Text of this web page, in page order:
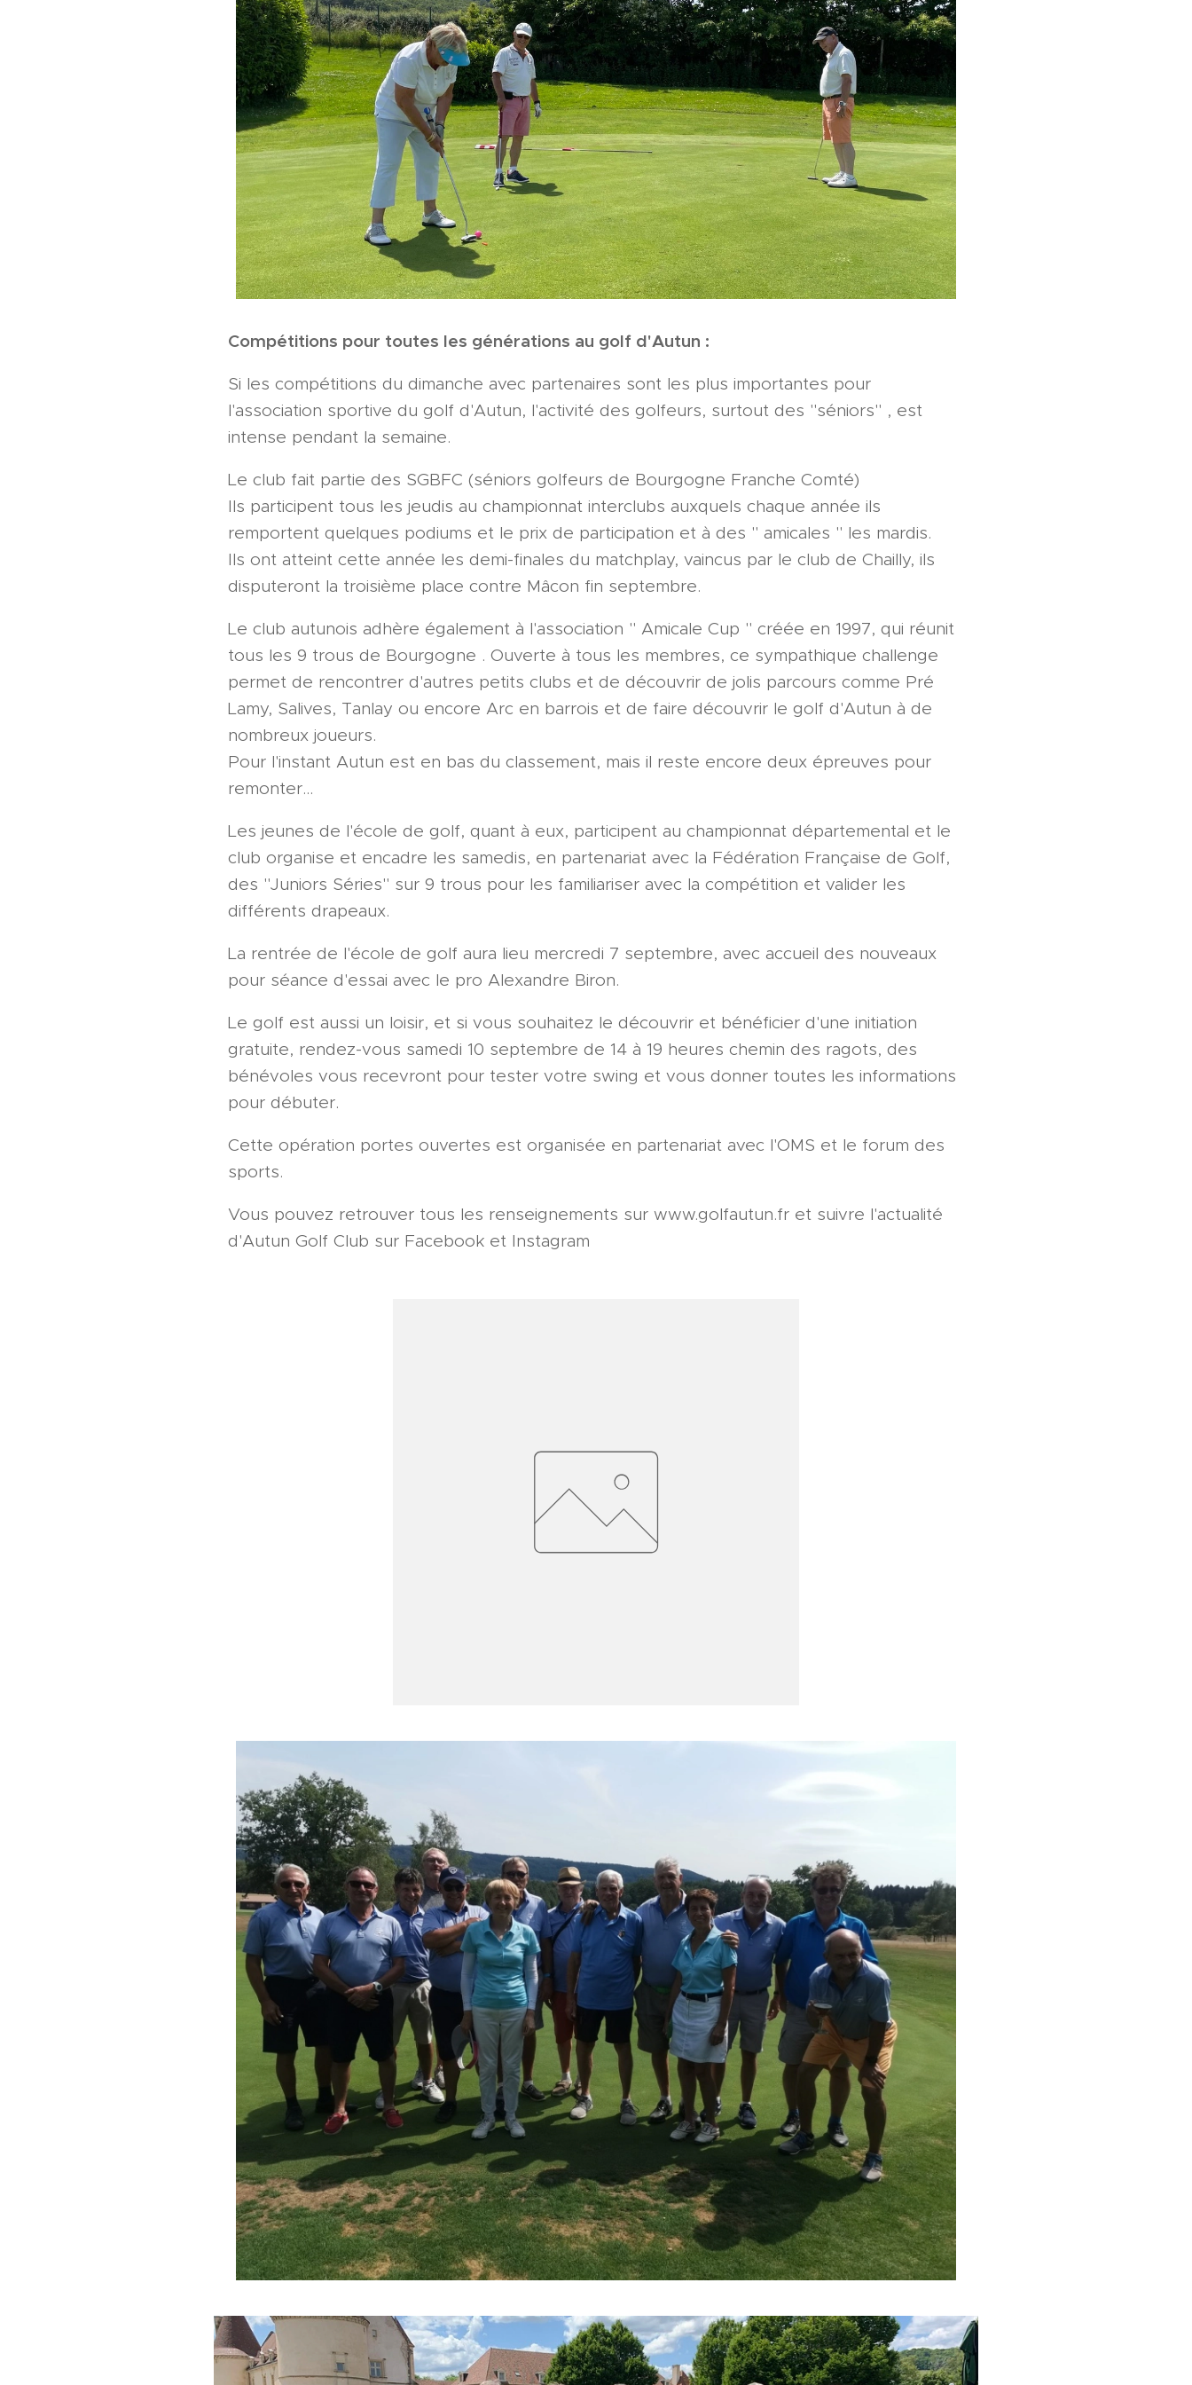
Compétitions pour toutes les générations au golf d'Autun :
Si les compétitions du dimanche avec partenaires sont les plus importantes pour
l'association sportive du golf d'Autun, l'activité des golfeurs, surtout des "séniors" , est
intense pendant la semaine.
Le club fait partie des SGBFC (séniors golfeurs de Bourgogne Franche Comté)
Ils participent tous les jeudis au championnat interclubs auxquels chaque année ils
remportent quelques podiums et le prix de participation et à des " amicales " les mardis.
Ils ont atteint cette année les demi-finales du matchplay, vaincus par le club de Chailly, ils
disputeront la troisième place contre Mâcon fin septembre.
Le club autunois adhère également à l'association " Amicale Cup " créée en 1997, qui réunit
tous les 9 trous de Bourgogne . Ouverte à tous les membres, ce sympathique challenge
permet de rencontrer d'autres petits clubs et de découvrir de jolis parcours comme Pré
Lamy, Salives, Tanlay ou encore Arc en barrois et de faire découvrir le golf d'Autun à de
nombreux joueurs.
Pour l'instant Autun est en bas du classement, mais il reste encore deux épreuves pour
remonter...
Les jeunes de l'école de golf, quant à eux, participent au championnat départemental et le
club organise et encadre les samedis, en partenariat avec la Fédération Française de Golf,
des "Juniors Séries" sur 9 trous pour les familiariser avec la compétition et valider les
différents drapeaux.
La rentrée de l'école de golf aura lieu mercredi 7 septembre, avec accueil des nouveaux
pour séance d'essai avec le pro Alexandre Biron.
Le golf est aussi un loisir, et si vous souhaitez le découvrir et bénéficier d'une initiation
gratuite, rendez-vous samedi 10 septembre de 14 à 19 heures chemin des ragots, des
bénévoles vous recevront pour tester votre swing et vous donner toutes les informations
pour débuter.
Cette opération portes ouvertes est organisée en partenariat avec l'OMS et le forum des
sports.
Vous pouvez retrouver tous les renseignements sur www.golfautun.fr et suivre l'actualité
d'Autun Golf Club sur Facebook et Instagram